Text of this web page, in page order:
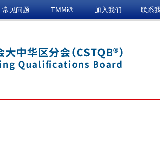
常见问题 TMMi® 加入我们 联系